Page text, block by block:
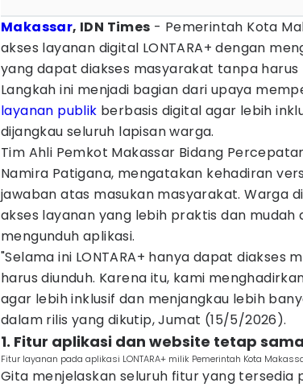
Makassar, IDN Times - Pemerintah Kota
akses layanan digital LONTARA+ dengan
yang dapat diakses masyarakat tanpa harus
Langkah ini menjadi bagian dari upaya
layanan publik berbasis digital agar lebih
dijangkau seluruh lapisan warga.
Tim Ahli Pemkot Makassar Bidang
Namira Patigana, mengatakan kehadiran
jawaban atas masukan masyarakat. Warga
akses layanan yang lebih praktis dan mudah
mengunduh aplikasi.
"Selama ini LONTARA+ hanya dapat diakses
harus diunduh. Karena itu, kami
agar lebih inklusif dan menjangkau lebih
dalam rilis yang dikutip, Jumat (15/5/2026).
1. Fitur aplikasi dan website tetap sama
Fitur layanan pada aplikasi LONTARA+ milik Pemerintah Kota
Gita menjelaskan seluruh fitur yang tersedia